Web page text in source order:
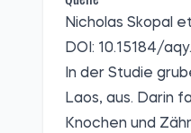
Nicholas Skopal
DOI: 10.15184/
In der Studie
Laos, aus. Darin
Knochen und